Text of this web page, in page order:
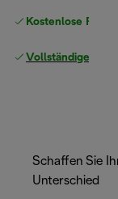
Kostenlose
Vollständige
Schaffen Sie
Unterschied